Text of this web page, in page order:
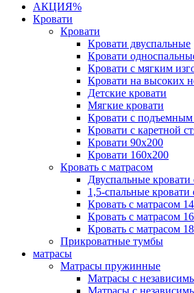
АКЦИЯ%
Кровати
Кровати
Кровати двуспальные
Кровати
Кровати с мягким
Кровати на высоких
Детские кровати
Мягкие кровати
Кровати с
Кровати с каретной
Кровати 90х200
Кровати 160х200
Кровать с матрасом
Двуспальные кровати
1,5-спальные кровати
Кровать с матрасом
Кровать с матрасом
Кровать с матрасом
Прикроватные тумбы
матрасы
Матрасы пружинные
Матрасы с
Матрасы с